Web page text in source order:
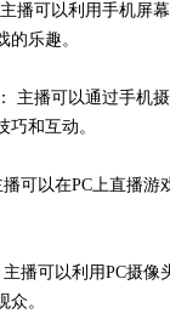
播可以利用手机屏
的乐趣。
主播可以通过手机
巧和互动。
可以在PC上直播游
播可以利用PC摄像
众。